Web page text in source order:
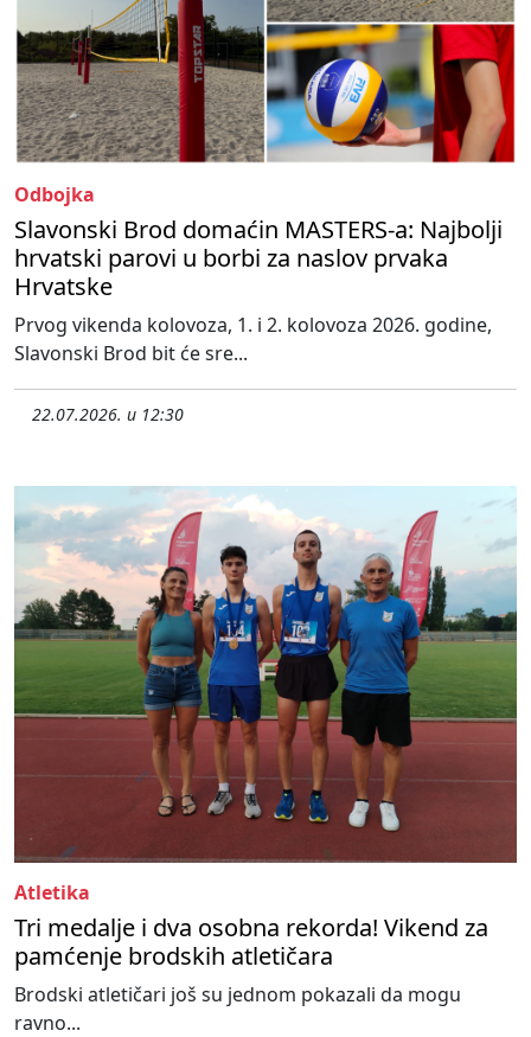
Odbojka
Slavonski Brod domaćin MASTERS-a: Najbolji
hrvatski parovi u borbi za naslov prvaka
Hrvatske
Prvog vikenda kolovoza, 1. i 2. kolovoza 2026. godine,
Slavonski Brod bit će sre...
22.07.2026. u 12:30
Atletika
Tri medalje i dva osobna rekorda! Vikend za
pamćenje brodskih atletičara
Brodski atletičari još su jednom pokazali da mogu
ravno...